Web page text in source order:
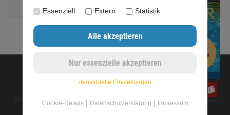
©opyright 2020 - www.dachrinnen-shop.de
ified eCommerce Shopsoftware © 2009-2026
Essenziell Extern Statistik
individuelle Einstellungen
Cookie-Details| Datenschutzerklärung | Impressum